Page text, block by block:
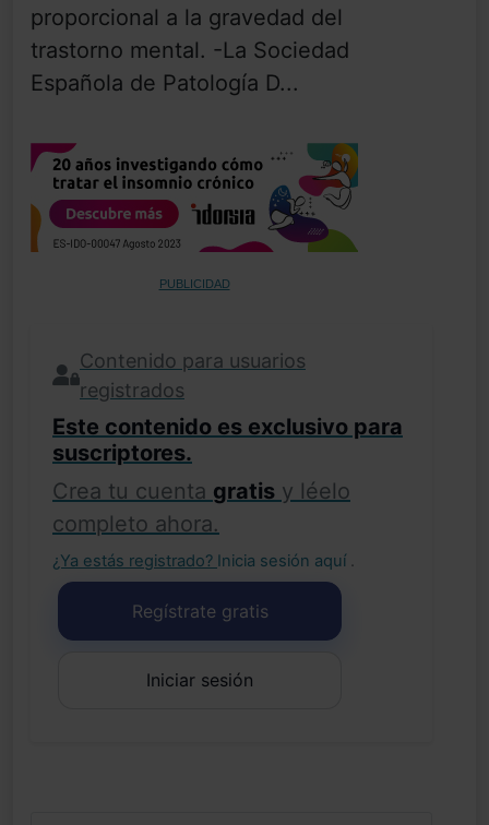
proporcional a la gravedad del
trastorno mental. -La Sociedad
Española de Patología D...
PUBLICIDAD
Contenido para usuarios
registrados
Este contenido es exclusivo para
suscriptores.
Crea tu cuenta gratis y léelo
completo ahora.
¿Ya estás registrado? Inicia sesión aquí .
Regístrate gratis
Iniciar sesión